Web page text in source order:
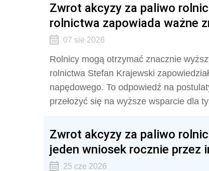
Zwrot akcyzy za paliwo
rolnictwa zapowiada ważne
07 sie 2026
Rolnicy mogą otrzymać znacznie
rolnictwa Stefan Krajewski
napędowego. To odpowiedź na
przełożyć się na wyższe wsparcie dla
Zwrot akcyzy za paliwo
jeden wniosek rocznie przez
25 cze 2026